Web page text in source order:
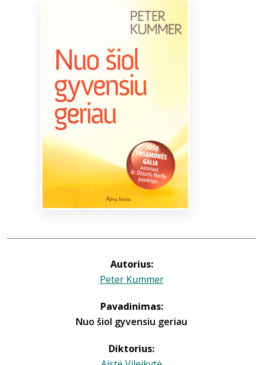
Autorius:
Peter Kummer
Pavadinimas:
Nuo šiol gyvensiu geriau
Diktorius: